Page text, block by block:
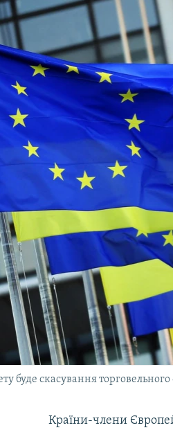
буде скасування
Країни-члени